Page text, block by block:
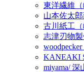
東洋繊維（
山本佐太郎
古川紙工（
志津刃物製
KANEAKI
miyama/ 深